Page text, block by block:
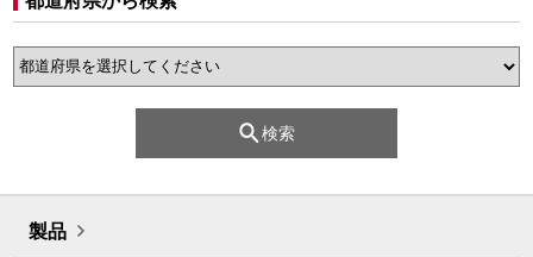
検索
製品